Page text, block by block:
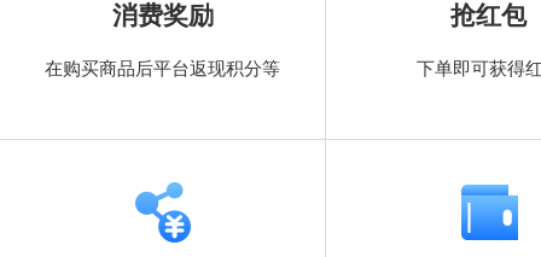
消费奖励
在购买商品后平台返现积分等
抢红包
下单即可获得